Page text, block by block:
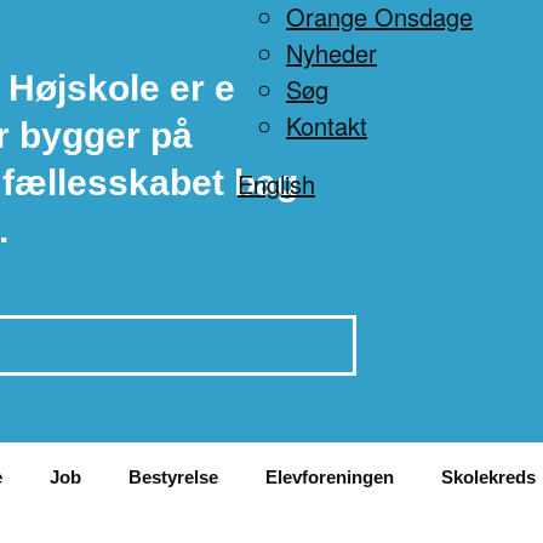
Orange Onsdage
Nyheder
Søg
Kontakt
English
er en
bygger på
bag
Job Bestyrelse Elevforeningen Skolekreds